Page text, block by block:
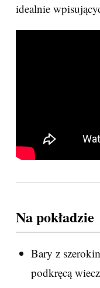
idealnie
Na pokładzie
Bary z
podkręcą